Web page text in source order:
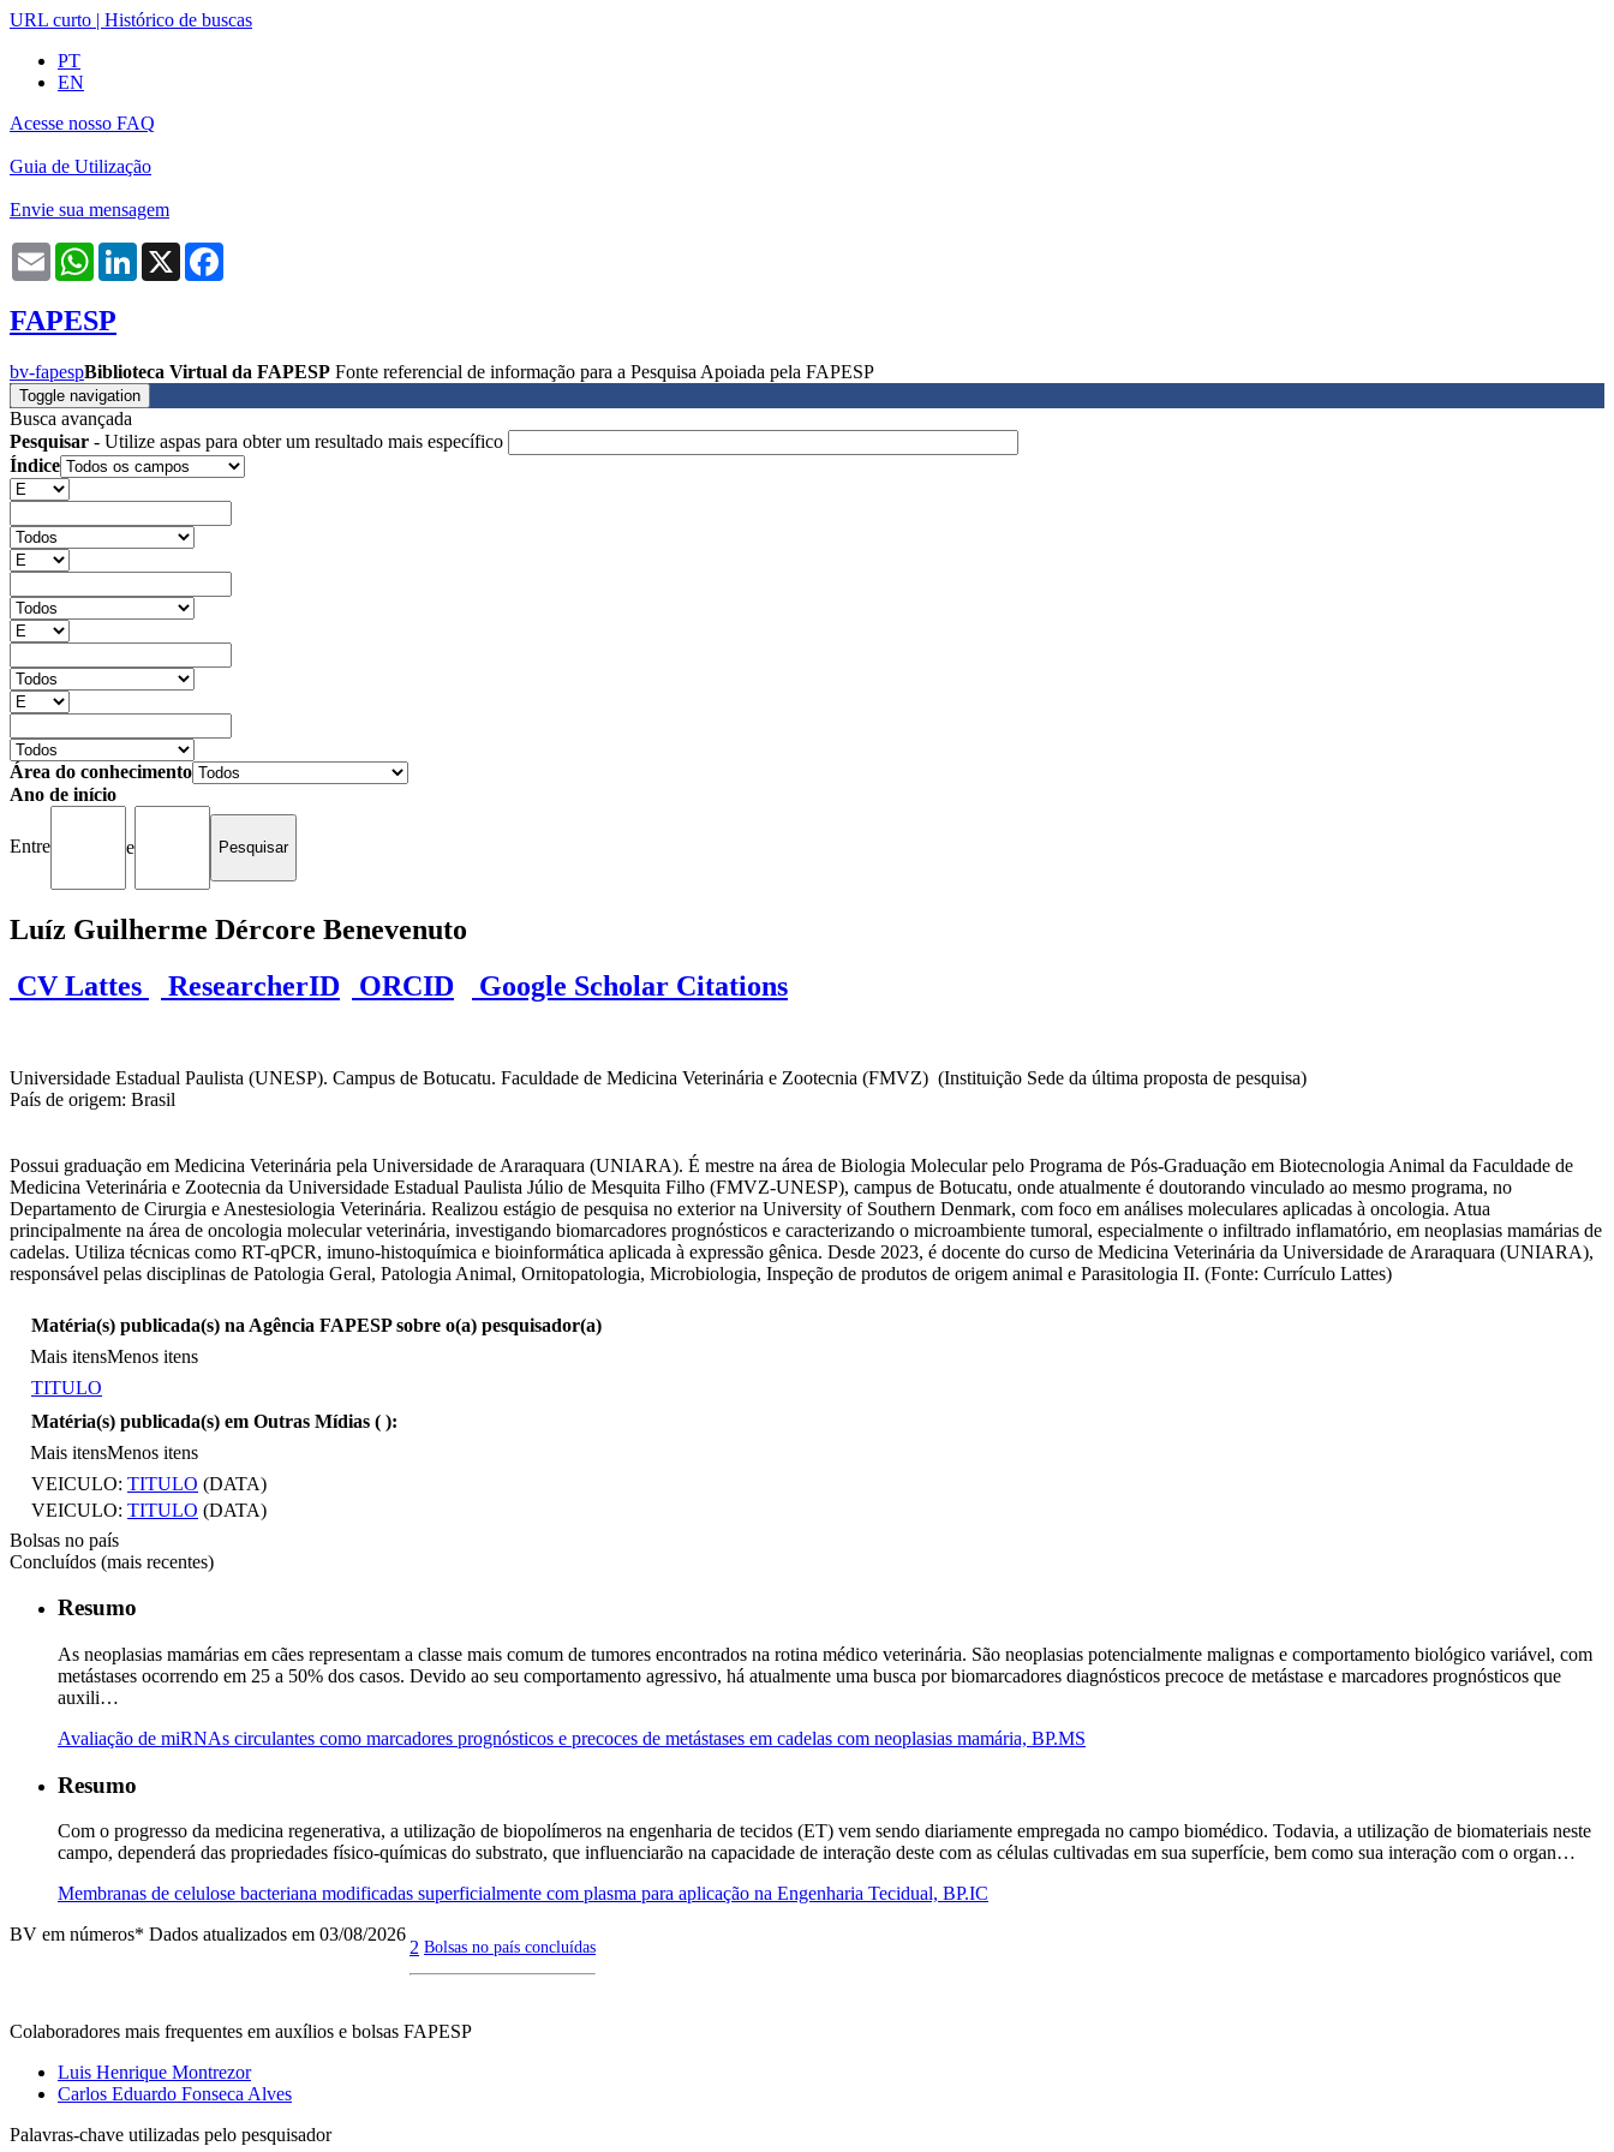
URL curto | Histórico de buscas
PT
EN
Acesse nosso FAQ
Guia de Utilização
Envie sua mensagem
Email WhatsAppLinkedIn
X
FAPESP
bv-fapespBiblioteca Virtual da FAPESP Fonte referencial de informação para a Pesquisa Apoiada pela FAPESP
Toggle navigation
Busca avançada
Pesquisar - Utilize aspas para obter um resultado mais específico
Índice
Área do conhecimento
Ano de início
Entre e
Luíz Guilherme Dércore Benevenuto
CV Lattes
ResearcherID ORCID Google Scholar Citations
Universidade Estadual Paulista (UNESP). Campus de Botucatu. Faculdade de Medicina Veterinária e Zootecnia (FMVZ) (Instituição Sede da última proposta de pesquisa)
País de origem: Brasil
Possui graduação em Medicina Veterinária pela Universidade de Araraquara (UNIARA). É mestre na área de Biologia Molecular pelo Programa de Pós-Graduação em Biotecnologia Animal da Faculdade de
Medicina Veterinária e Zootecnia da Universidade Estadual Paulista Júlio de Mesquita Filho (FMVZ-UNESP), campus de Botucatu, onde atualmente é doutorando vinculado ao mesmo programa, no
Departamento de Cirurgia e Anestesiologia Veterinária. Realizou estágio de pesquisa no exterior na University of Southern Denmark, com foco em análises moleculares aplicadas à oncologia. Atua
principalmente na área de oncologia molecular veterinária, investigando biomarcadores prognósticos e caracterizando o microambiente tumoral, especialmente o infiltrado inflamatório, em neoplasias mamárias de
cadelas. Utiliza técnicas como RT-qPCR, imuno-histoquímica e bioinformática aplicada à expressão gênica. Desde 2023, é docente do curso de Medicina Veterinária da Universidade de Araraquara (UNIARA),
responsável pelas disciplinas de Patologia Geral, Patologia Animal, Ornitopatologia, Microbiologia, Inspeção de produtos de origem animal e Parasitologia II. (Fonte: Currículo Lattes)
Matéria(s) publicada(s) na Agência FAPESP sobre o(a) pesquisador(a)
Mais itensMenos itens
TITULO
Matéria(s) publicada(s) em Outras Mídias ( ):
Mais itensMenos itens
VEICULO: TITULO (DATA)
VEICULO: TITULO (DATA)
Bolsas no país
Concluídos (mais recentes)
Resumo
As neoplasias mamárias em cães representam a classe mais comum de tumores encontrados na rotina médico veterinária. São neoplasias potencialmente malignas e comportamento biológico variável, com
metástases ocorrendo em 25 a 50% dos casos. Devido ao seu comportamento agressivo, há atualmente uma busca por biomarcadores diagnósticos precoce de metástase e marcadores prognósticos que
auxili…
Avaliação de miRNAs circulantes como marcadores prognósticos e precoces de metástases em cadelas com neoplasias mamária, BP.MS
Resumo
Com o progresso da medicina regenerativa, a utilização de biopolímeros na engenharia de tecidos (ET) vem sendo diariamente empregada no campo biomédico. Todavia, a utilização de biomateriais neste
campo, dependerá das propriedades físico-químicas do substrato, que influenciarão na capacidade de interação deste com as células cultivadas em sua superfície, bem como sua interação com o organ…
Membranas de celulose bacteriana modificadas superficialmente com plasma para aplicação na Engenharia Tecidual, BP.IC
BV em números* Dados atualizados em 03/08/2026
2 Bolsas no país concluídas
Colaboradores mais frequentes em auxílios e bolsas FAPESP
Luis Henrique Montrezor
Carlos Eduardo Fonseca Alves
Palavras-chave utilizadas pelo pesquisador